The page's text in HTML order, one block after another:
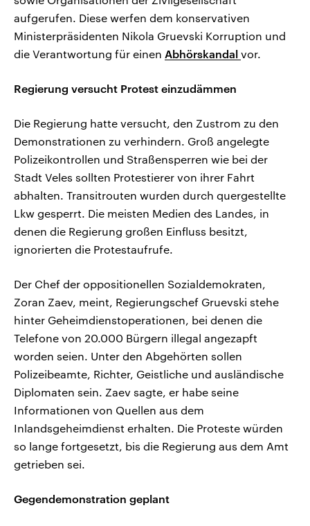
aufgerufen. Diese werfen dem konservativen
Ministerpräsidenten Nikola Gruevski Korruption und
die Verantwortung für einen Abhörskandal vor.
Regierung versucht Protest einzudämmen
Die Regierung hatte versucht, den Zustrom zu den
Demonstrationen zu verhindern. Groß angelegte
Polizeikontrollen und Straßensperren wie bei der
Stadt Veles sollten Protestierer von ihrer Fahrt
abhalten. Transitrouten wurden durch quergestellte
Lkw gesperrt. Die meisten Medien des Landes, in
denen die Regierung großen Einfluss besitzt,
ignorierten die Protestaufrufe.
Der Chef der oppositionellen Sozialdemokraten,
Zoran Zaev, meint, Regierungschef Gruevski stehe
hinter Geheimdienstoperationen, bei denen die
Telefone von 20.000 Bürgern illegal angezapft
worden seien. Unter den Abgehörten sollen
Polizeibeamte, Richter, Geistliche und ausländische
Diplomaten sein. Zaev sagte, er habe seine
Informationen von Quellen aus dem
Inlandsgeheimdienst erhalten. Die Proteste würden
so lange fortgesetzt, bis die Regierung aus dem Amt
getrieben sei.
Gegendemonstration geplant